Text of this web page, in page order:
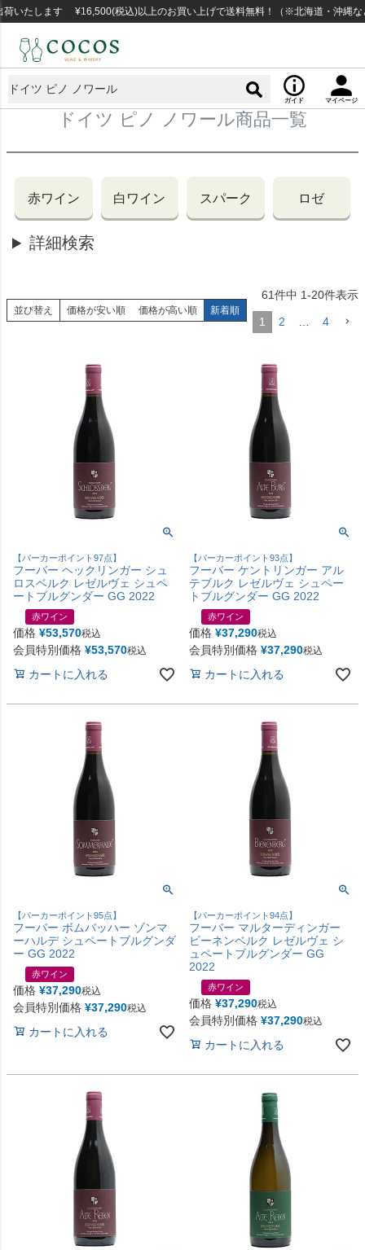
します ¥16,500(税込)以上のお買い上げで送料無料！（※北海道・沖縄など一
ガイド マイページ
ドイツ ピノ ノワール商品一覧
赤ワイン 白ワイン スパーク ロゼ
詳細検索
並び替え 価格が安い順 価格が高い順 新着順
61件中 1-20件表示
1 2 … 4
【パーカーポイント97点】
フーバー ヘックリンガー シュ
ロスベルク レゼルヴェ シュペ
ートブルグンダー GG 2022
赤ワイン
価格 ¥53,570税込
会員特別価格 ¥53,570税込
カートに入れる
【パーカーポイント93点】
フーバー ケントリンガー アル
テブルク レゼルヴェ シュペー
トブルグンダー GG 2022
赤ワイン
価格 ¥37,290税込
会員特別価格 ¥37,290税込
カートに入れる
【パーカーポイント95点】
フーバー ボムバッハー ゾンマ
ーハルデ シュペートブルグンダ
ー GG 2022
赤ワイン
価格 ¥37,290税込
会員特別価格 ¥37,290税込
カートに入れる
【パーカーポイント94点】
フーバー マルターディンガー
ビーネンベルク レゼルヴェ シ
ュペートブルグンダー GG
2022
赤ワイン
価格 ¥37,290税込
会員特別価格 ¥37,290税込
カートに入れる